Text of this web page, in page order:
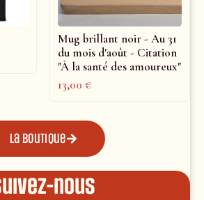
Mug brillant noir - Au 31
du mois d'août - Citation
"À la santé des amoureux"
13,00€
La boutique
nous